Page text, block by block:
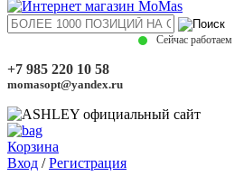
Сейчас работаем
+7 985 220 10 58
momasopt@yandex.ru
Корзина
Вход /Регистрация